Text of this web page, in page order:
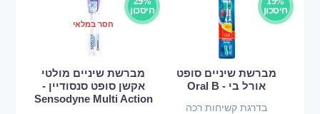
חיסכון
מברשת שיניים סופט
אורל בי - Oral B
בדרגת קשיחות רכה
חיסכון
חסר במלאי
מברשת שיניים מולטי
אקשן סופט סנסודיין -
Sensodyne Multi Action